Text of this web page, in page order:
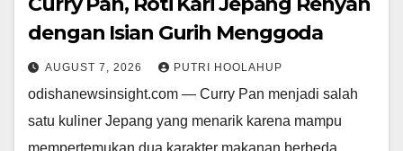
dengan Isian Gurih Menggoda
AUGUST 7, 2026 PUTRI HOOLAHUP
odishanewsinsight.com — Curry Pan menjadi salah
satu kuliner Jepang yang menarik karena mampu